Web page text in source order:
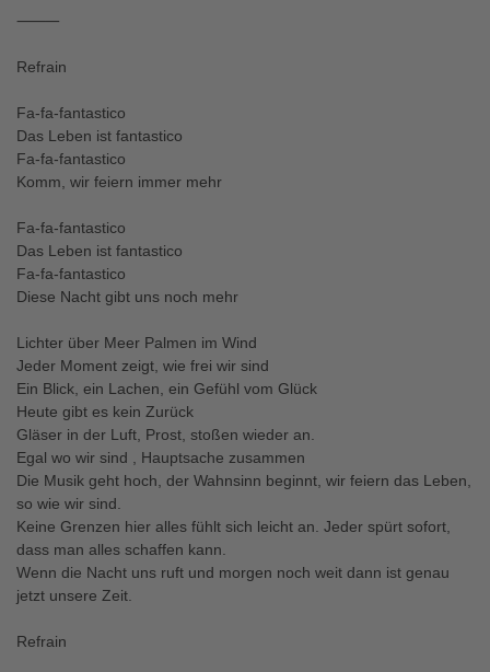
⸻
Refrain
Fa-fa-fantastico
Das Leben ist fantastico
Fa-fa-fantastico
Komm, wir feiern immer mehr
Fa-fa-fantastico
Das Leben ist fantastico
Fa-fa-fantastico
Diese Nacht gibt uns noch mehr
Lichter über Meer Palmen im Wind
Jeder Moment zeigt, wie frei wir sind
Ein Blick, ein Lachen, ein Gefühl vom Glück
Heute gibt es kein Zurück
Gläser in der Luft, Prost, stoßen wieder an.
Egal wo wir sind , Hauptsache zusammen
Die Musik geht hoch, der Wahnsinn beginnt, wir feiern das Leben,
so wie wir sind.
Keine Grenzen hier alles fühlt sich leicht an. Jeder spürt sofort,
dass man alles schaffen kann.
Wenn die Nacht uns ruft und morgen noch weit dann ist genau
jetzt unsere Zeit.
Refrain